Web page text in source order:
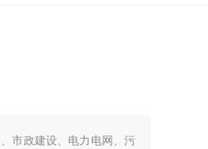
市政建设、电力电网、污